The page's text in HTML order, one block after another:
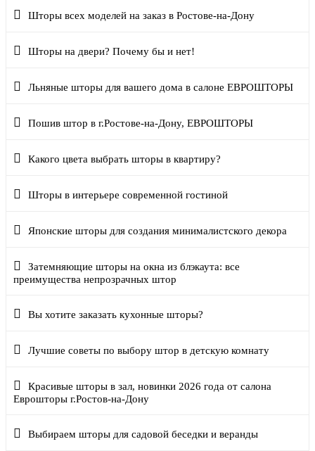
Шторы всех моделей на заказ в Ростове-на-Дону
Шторы на двери? Почему бы и нет!
Льняные шторы для вашего дома в салоне ЕВРОШТОРЫ
Пошив штор в г.Ростове-на-Дону, ЕВРОШТОРЫ
Какого цвета выбрать шторы в квартиру?
Шторы в интерьере современной гостиной
Японские шторы для создания минималистского декора
Затемняющие шторы на окна из блэкаута: все
преимущества непрозрачных штор
Вы хотите заказать кухонные шторы?
Лучшие советы по выбору штор в детскую комнату
Красивые шторы в зал, новинки 2026 года от салона
Еврошторы г.Ростов-на-Дону
Выбираем шторы для садовой беседки и веранды